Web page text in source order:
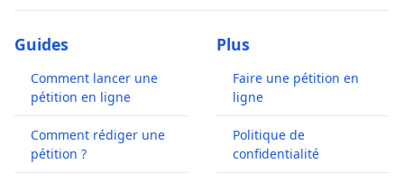
Guides
Comment lancer une
pétition en ligne
Comment rédiger une
pétition ?
Plus
Faire une pétition en
ligne
Politique de
confidentialité